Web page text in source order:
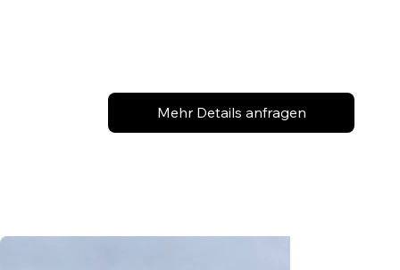
Mehr Details anfragen